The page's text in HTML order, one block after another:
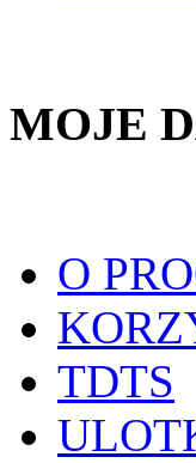
MOJE
O
TDTS